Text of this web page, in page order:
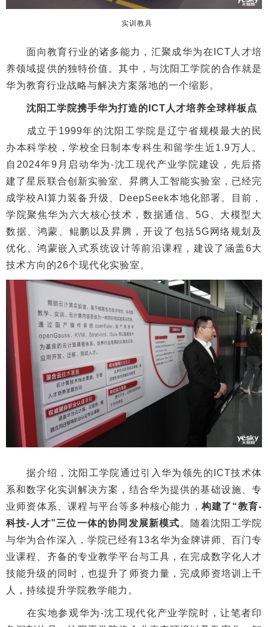
实训教具
面向教育行业的诸多能力，汇聚成华为在ICT人才培
养领域提供的独特价值。其中，与沈阳工学院的合作就是
华为教育行业战略与解决方案落地的一个缩影。
沈阳工学院携手华为打造的ICT人才培养全球样板点
成立于1999年的沈阳工学院是辽宁省规模最大的民
办本科学校，学校全日制本专科生和留学生近1.9万人。
自2024年9月启动华为-沈工现代产业学院建设，先后搭
建了星辰联合创新实验室、昇腾人工智能实验室，已经完
成学校AI算力装备升级、DeepSeek本地化部署。目前，
学院聚焦华为六大核心技术，数据通信、5G、大模型大
数据、鸿蒙、鲲鹏以及昇腾，开设了包括5G网络规划及
优化、鸿蒙嵌入式系统设计等前沿课程，建设了涵盖6大
技术方向的26个现代化实验室。
据介绍，沈阳工学院通过引入华为领先的ICT技术体
系和数字化实训解决方案，结合华为提供的基础设施、专
业师资体系、课程与平台等多种核心能力， 构建了“教育-
科技-人才”三位一体的协同发展新模式 。随着沈阳工学院
与华为合作深入，学院已经有13名华为金牌讲师、百门专
业课程、齐备的专业教学平台与工具，在完成数字化人才
技能升级的同时，也提升了师资力量，完成师资培训上千
人，持续提升学院教学能力。
在实地参观华为-沈工现代化产业学院时，让笔者印